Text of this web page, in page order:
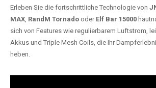
Erleben Sie die fortschrittliche Technologie von
MAX, RandM Tornado oder Elf Bar 15000
sich von Features wie regulierbarem Luftstrom,
Akkus und Triple Mesh Coils, die Ihr
heben.